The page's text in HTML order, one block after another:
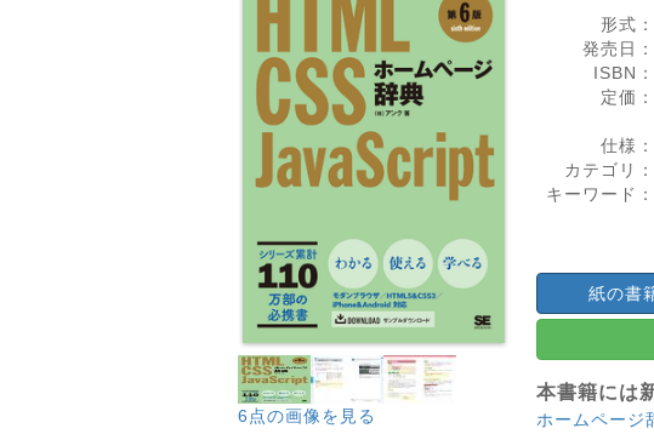
6点の画像を見る
形式：
発売日：
ISBN：
定価：
仕様：
カテゴリ：
キーワード：
紙の書
本書籍には
ホームページ